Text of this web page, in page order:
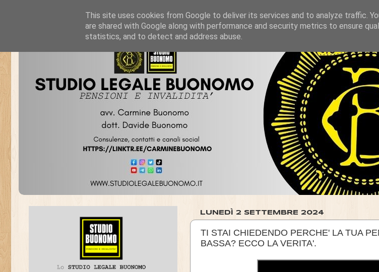
LUNEDÌ 2 SETTEMBRE 2024
TI STAI CHIEDENDO PERCHE' LA TUA
BASSA? ECCO LA VERITA'.
This site uses cookies from Google to deliver its services and to analyze traffic.
are shared with Google along with performance and security metrics to ensure
statistics, and to detect and address abuse.